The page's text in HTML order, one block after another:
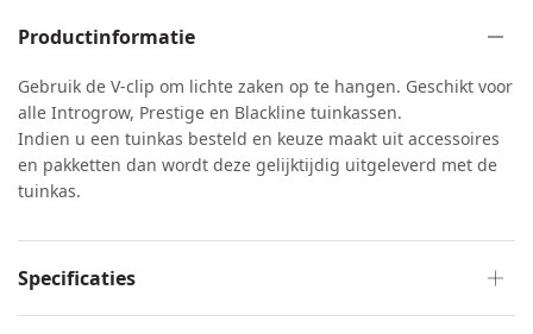
Productinformatie
Gebruik de V-clip om lichte zaken op te hangen. Geschikt voor
alle Introgrow, Prestige en Blackline tuinkassen.
Indien u een tuinkas besteld en keuze maakt uit accessoires
en pakketten dan wordt deze gelijktijdig uitgeleverd met de
tuinkas.
Specificaties